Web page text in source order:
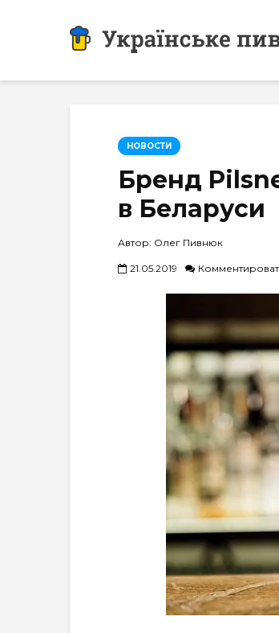
НОВОСТИ
Бренд
в Беларуси
Автор: Олег Пивнюк
21.05.2019